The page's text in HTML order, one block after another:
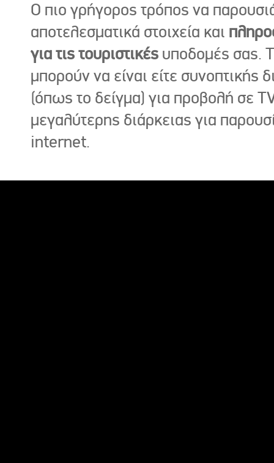
Ο πιο γρήγορος τρόπος να
αποτελεσματικά στοιχεία και
για τις τουριστικές υποδομές σας.
μπορούν να είναι είτε συνοπτικής
(όπως το δείγμα) για προβολή σε
μεγαλύτερης διάρκειας για
internet.